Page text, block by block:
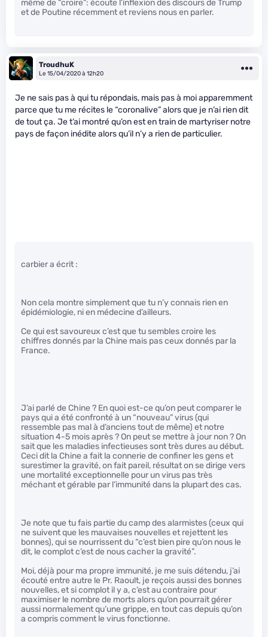
même de “croire”: écoute l’inflexion des discours de Trump
et de Poutine récemment et reviens nous en parler.
TroudhuK
Le 15/04/2020 à 12h20
Je ne sais pas à qui tu répondais, mais pas à moi apparemment
parce que tu me récites le “coronalive” alors que je n’ai rien dit
de tout ça. Je t’ai montré qu’on est en train de martyriser notre
pays de façon inédite alors qu’il n’y a rien de particulier.
carbier a écrit :
Non cela montre simplement que tu n’y connais rien en
épidémiologie, ni en médecine d’ailleurs.
Ce qui est savoureux c’est que tu sembles croire les
chiffres donnés par la Chine mais pas ceux donnés par la
France.
J’ai parlé de Chine ? En quoi est-ce qu’on peut comparer le
pays qui a été confronté à un “nouveau” virus (qui
ressemble pas mal à d’anciens tout de même) et notre
situation 4-5 mois après ? On peut se mettre à jour non ? On
sait que les maladies infectieuses sont très dures au début.
Ceci dit la Chine a fait la connerie de confiner les gens et
surestimer la gravité, on fait pareil, résultat on se dirige vers
une mortalité exceptionnelle pour un virus pas très
méchant et gérable par l’immunité dans la plupart des cas.
Je note que tu fais partie du camp des alarmistes (ceux qui
ne suivent que les mauvaises nouvelles et rejettent les
bonnes), qui se nourrissent du “c’est bien pire qu’on nous le
dit, le complot c’est de nous cacher la gravité”.
Moi, déjà pour ma propre immunité, je me suis détendu, j’ai
écouté entre autre le Pr. Raoult, je reçois aussi des bonnes
nouvelles, et si complot il y a, c’est au contraire pour
maximiser le nombre de morts alors qu’on pourrait gérer
aussi normalement qu’une grippe, en tout cas depuis qu’on
a compris comment le virus fonctionne.